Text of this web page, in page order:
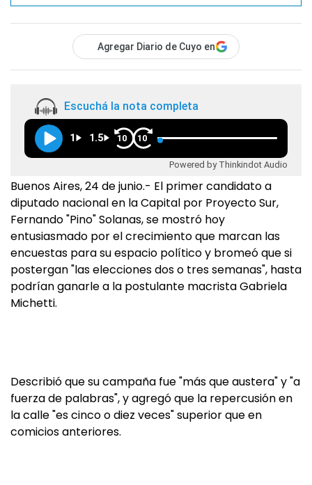
Agregar Diario de Cuyo en
Escuchá la nota completa
1 1.5 10 10
Powered by Thinkindot Audio
Buenos Aires, 24 de junio.- El primer candidato a
diputado nacional en la Capital por Proyecto Sur,
Fernando "Pino" Solanas, se mostró hoy
entusiasmado por el crecimiento que marcan las
encuestas para su espacio político y bromeó que si
postergan "las elecciones dos o tres semanas", hasta
podrían ganarle a la postulante macrista Gabriela
Michetti.
Describió que su campaña fue "más que austera" y "a
fuerza de palabras", y agregó que la repercusión en
la calle "es cinco o diez veces" superior que en
comicios anteriores.